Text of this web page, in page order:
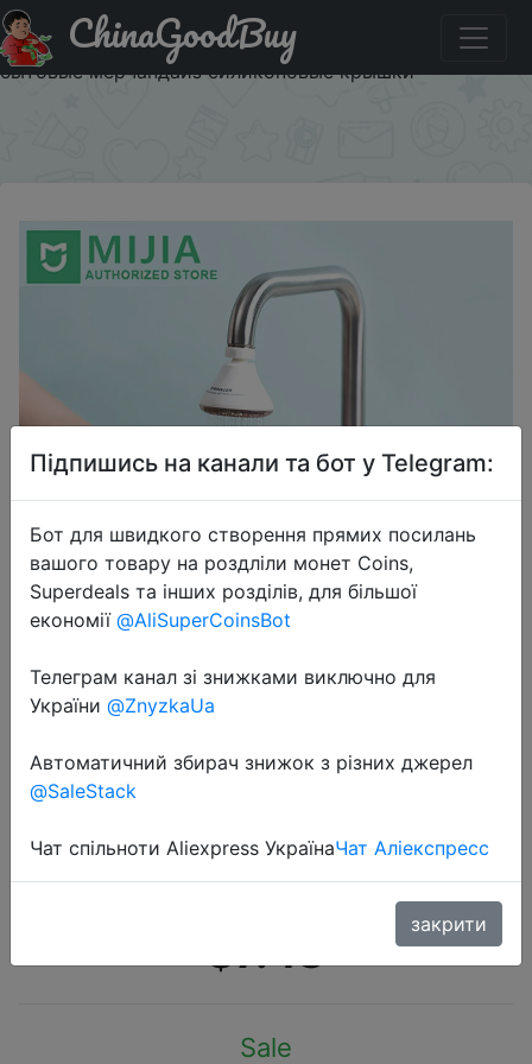
Акція на Xiaomi JORDAN & JUDY кран кухонный фильтр
для воды брызгозащищенная насадка для душа
бытовые мерчандайз силиконовые крышки
ChinaGoodBuy
2020-06-07
кухонный фильтр для воды
брызгозащищенная насадка для
силиконовые крышки
$7.48
Sale
Підпишись на канали та бот у Telegram:
Бот для швидкого створення прямих посилань
вашого товару на роздліли монет Coins,
Superdeals та інших розділів, для більшої
економії @AliSuperCoinsBot
Телеграм канал зі знижками виключно для
України @ZnyzkaUa
Автоматичний збирач знижок з різних джерел
@SaleStack
Чат спільноти Aliexpress УкраїнаЧат Аліекспресс
закрити